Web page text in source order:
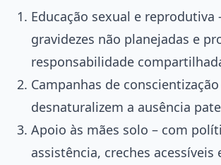
Educação sexual e reprodutiva
gravidezes não planejadas e
responsabilidade
Campanhas de
desnaturalizem a ausência
Apoio às mães solo – com
assistência, creches acessíveis